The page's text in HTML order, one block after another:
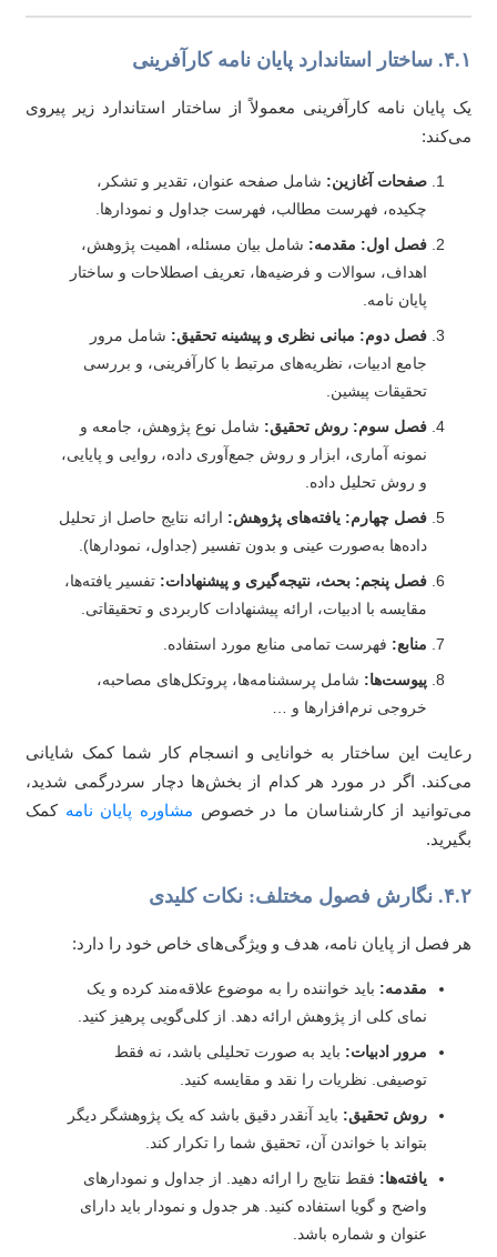
پایان نامه کارآفرینی معمولاً از ساختار استاندارد زیر پیروی
صفحات آغازین:شامل صفحه عنوان، تقدیر و تشکر،
چکیده، فهرست مطالب، فهرست جداول و نمودارها.
فصل اول: مقدمه:شامل بیان مسئله، اهمیت پژوهش،
اهداف، سوالات و فرضیه‌ها، تعریف اصطلاحات و ساختار
پایان نامه.
فصل دوم: مبانی نظری و پیشینه تحقیق:شامل مرور
جامع ادبیات، نظریه‌های مرتبط با کارآفرینی، و بررسی
تحقیقات پیشین.
فصل سوم: روش تحقیق:شامل نوع پژوهش، جامعه و
نمونه آماری، ابزار و روش جمع‌آوری داده، روایی و پایایی،
و روش تحلیل داده.
فصل چهارم: یافته‌های پژوهش:ارائه نتایج حاصل از تحلیل
داده‌ها به‌صورت عینی و بدون تفسیر (جداول، نمودارها).
فصل پنجم: بحث، نتیجه‌گیری و پیشنهادات:تفسیر یافته‌ها،
مقایسه با ادبیات، ارائه پیشنهادات کاربردی و تحقیقاتی.
منابع: فهرست تمامی منابع مورد استفاده.
پیوست‌ها:شامل پرسشنامه‌ها، پروتکل‌های مصاحبه،
خروجی نرم‌افزارها و …
این ساختار به خوانایی و انسجام کار شما کمک شایانی
اگر در مورد هر کدام از بخش‌ها دچار سردرگمی شدید،
از کارشناسان ما در خصوصمشاوره پایان نامه کمک
فصل از پایان نامه، هدف و ویژگی‌های خاص خود را دارد:
مقدمه:باید خواننده را به موضوع علاقه‌مند کرده و یک
نمای کلی از پژوهش ارائه دهد. از کلی‌گویی پرهیز کنید.
مرور ادبیات:باید به صورت تحلیلی باشد، نه فقط
توصیفی. نظریات را نقد و مقایسه کنید.
روش تحقیق:باید آنقدر دقیق باشد که یک پژوهشگر دیگر
بتواند با خواندن آن، تحقیق شما را تکرار کند.
یافته‌ها:فقط نتایج را ارائه دهید. از جداول و نمودارهای
واضح و گویا استفاده کنید. هر جدول و نمودار باید دارای
عنوان و شماره باشد.